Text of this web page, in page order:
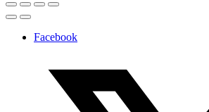
Facebook